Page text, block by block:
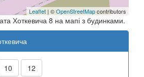
Leaflet | ©OpenStreetMapcontributors
Хоткевича 8 на мапі з будинками.
10 12